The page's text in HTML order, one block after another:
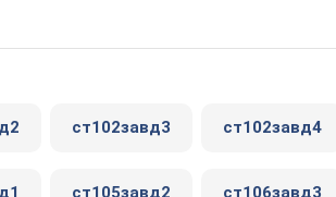
ст102завд3 ст102завд4
ст105завд2 ст106завд3